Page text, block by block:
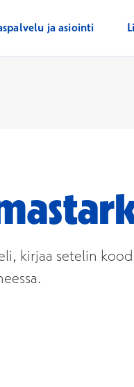
ja asiointi
kirjaa setelin